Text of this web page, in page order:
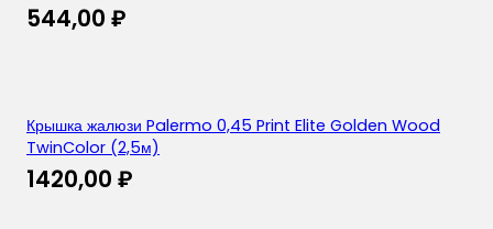
544,00 ₽
Крышка жалюзи Palermo 0,45 Print Elite Golden Wood
TwinColor (2,5м)
1420,00 ₽